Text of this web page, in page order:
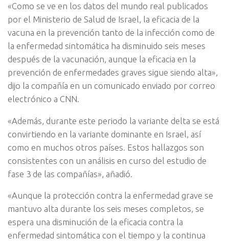
«Como se ve en los datos del mundo real publicados
por el Ministerio de Salud de Israel, la eficacia de la
vacuna en la prevención tanto de la infección como de
la enfermedad sintomática ha disminuido seis meses
después de la vacunación, aunque la eficacia en la
prevención de enfermedades graves sigue siendo alta»,
dijo la compañía en un comunicado enviado por correo
electrónico a CNN.
«Además, durante este periodo la variante delta se está
convirtiendo en la variante dominante en Israel, así
como en muchos otros países. Estos hallazgos son
consistentes con un análisis en curso del estudio de
fase 3 de las compañías», añadió.
«Aunque la protección contra la enfermedad grave se
mantuvo alta durante los seis meses completos, se
espera una disminución de la eficacia contra la
enfermedad sintomática con el tiempo y la continua